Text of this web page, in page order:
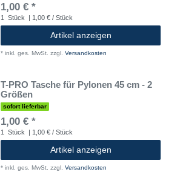
1,00 € *
1 Stück | 1,00 € / Stück
Artikel anzeigen
* inkl. ges. MwSt. zzgl. Versandkosten
T-PRO Tasche für Pylonen 45 cm - 2
Größen
sofort lieferbar
1,00 € *
1 Stück | 1,00 € / Stück
Artikel anzeigen
* inkl. ges. MwSt. zzgl. Versandkosten